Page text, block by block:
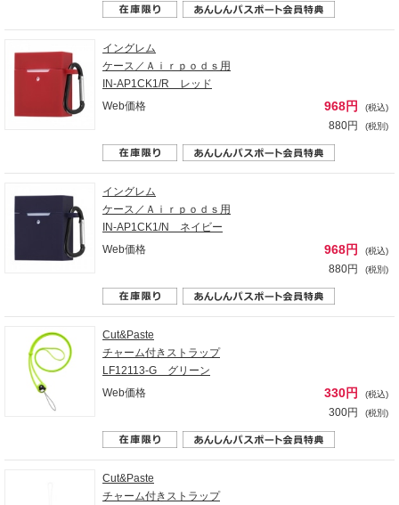
イングレム
ケース／Ａｉｒｐｏｄｓ用
IN-AP1CK1/R レッド
Web価格
968円 (税込)
880円 (税別)
イングレム
ケース／Ａｉｒｐｏｄｓ用
IN-AP1CK1/N ネイビー
Web価格
968円 (税込)
880円 (税別)
Cut&Paste
チャーム付きストラップ
LF12113-G グリーン
Web価格
330円 (税込)
300円 (税別)
Cut&Paste
チャーム付きストラップ